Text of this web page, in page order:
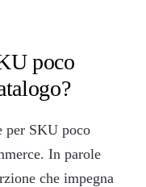
poco
per SKU poco
In parole
che impegna